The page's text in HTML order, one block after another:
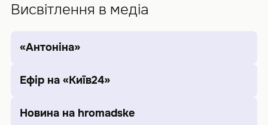
Висвітлення в медіа
«Антоніна»
Ефір на «Київ24»
Новина на hromadske